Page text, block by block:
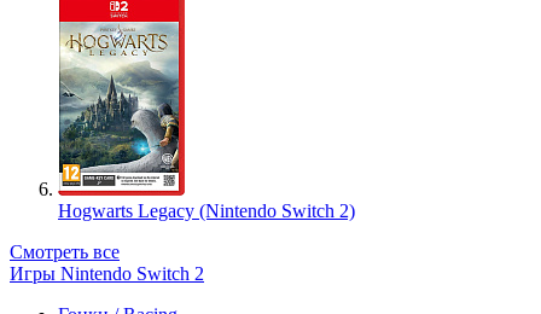
Hogwarts Legacy (Nintendo Switch 2)
Смотреть все
Игры Nintendo Switch 2